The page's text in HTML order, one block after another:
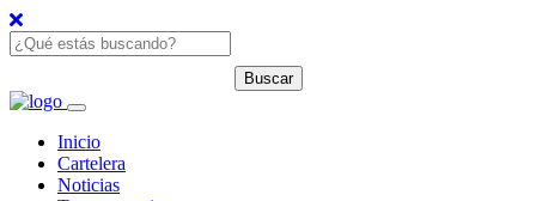
Inicio
Cartelera
Noticias